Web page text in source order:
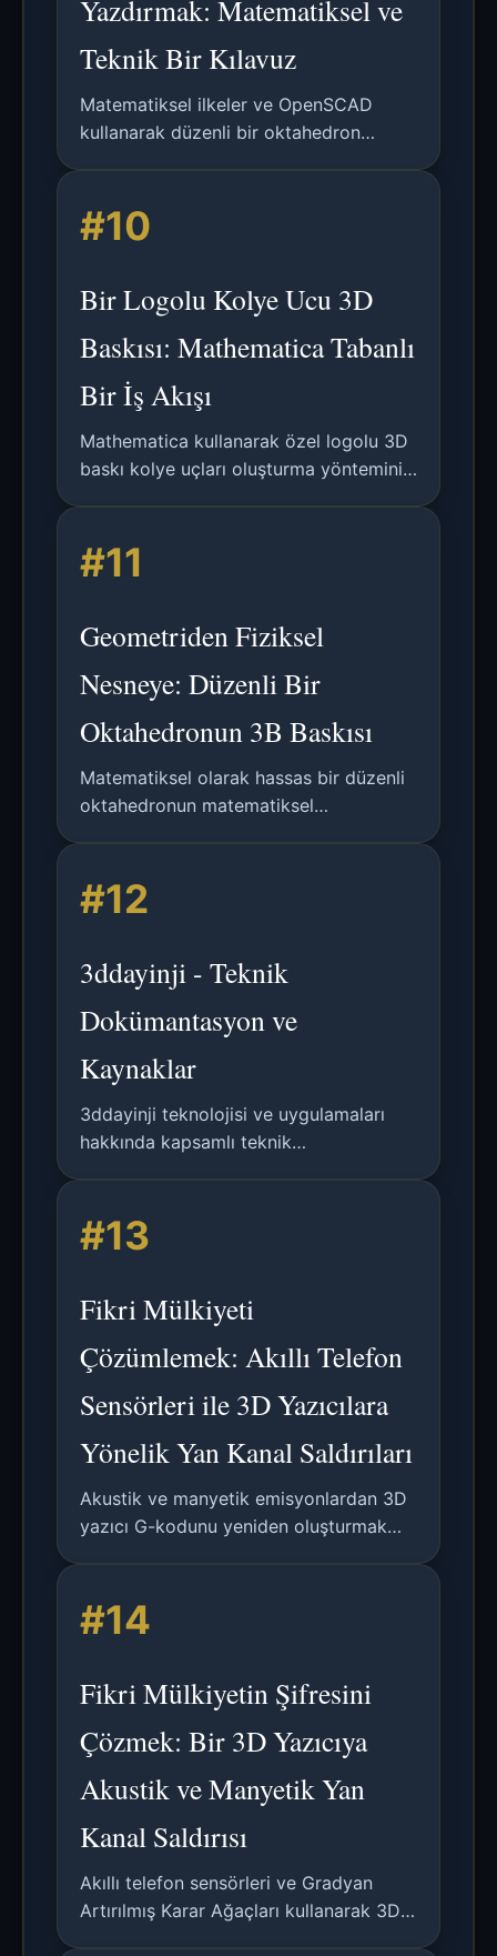
Yazdırmak: Matematiksel ve
Teknik Bir Kılavuz
Matematiksel ilkeler ve OpenSCAD
kullanarak düzenli bir oktahedron
hususlarını kapsayan detaylı bir kılavuz.
#10
Bir Logolu Kolye Ucu 3D
Baskısı: Mathematica Tabanlı
Bir İş Akışı
Mathematica kullanarak özel logolu 3D
baskı kolye uçları oluşturma yöntemini
#11
Geometriden Fiziksel
Nesneye: Düzenli Bir
Oktahedronun 3B Baskısı
Matematiksel olarak hassas bir düzenli
oktahedronun matematiksel
detaylandıran teknik bir kılavuz.
#12
3ddayinji - Teknik
Dokümantasyon ve
Kaynaklar
3ddayinji teknolojisi ve uygulamaları
hakkında kapsamlı teknik
#13
Fikri Mülkiyeti
Çözümlemek: Akıllı Telefon
Sensörleri ile 3D Yazıcılara
Yönelik Yan Kanal Saldırıları
Akustik ve manyetik emisyonlardan 3D
yazıcı G-kodunu yeniden oluşturmak
bir Fikri Mülkiyet hırsızlığı riski
oluşturuyor.
#14
Fikri Mülkiyetin Şifresini
Çözmek: Bir 3D Yazıcıya
Akustik ve Manyetik Yan
Kanal Saldırısı
Akıllı telefon sensörleri ve Gradyan
Artırılmış Karar Ağaçları kullanarak 3D